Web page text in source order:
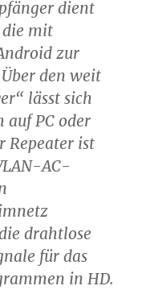
dient
die mit
zur
den weit
lässt sich
auf PC oder
Repeater ist
AC-
drahtlose
für das
in HD.